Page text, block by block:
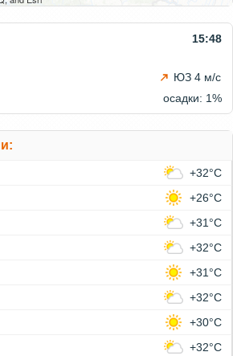
15:48
ЮЗ 4 м/с
осадки: 1%
+32°C
+26°C
+31°C
+32°C
+31°C
+32°C
+30°C
+32°C